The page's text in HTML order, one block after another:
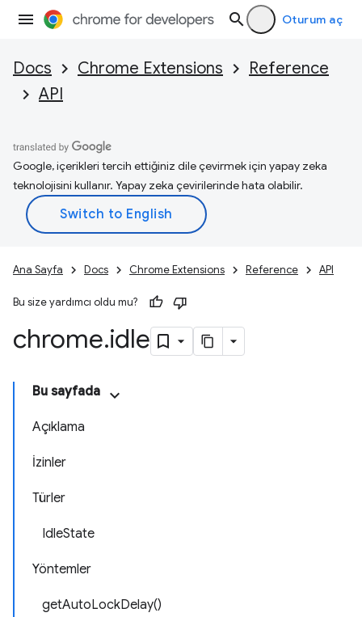
Oturum aç
Docs Chrome Extensions
Reference
API
Google, içerikleri tercih ettiğiniz dile çevirmek için yapay zeka
teknolojisini kullanır. Yapay zeka çevirilerinde hata olabilir.
Ana Sayfa Docs Chrome Extensions Reference API
Bu size yardımcı oldu mu?
chrome.idle
Bu sayfada
Açıklama
İzinler
Türler
IdleState
Yöntemler
getAutoLockDelay()